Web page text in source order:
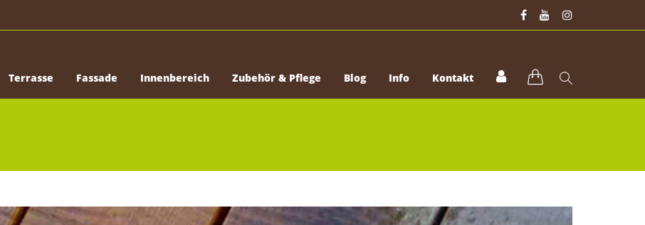
Terrasse Fassade Innenbereich Zubehör & Pflege Blog Info Kontakt